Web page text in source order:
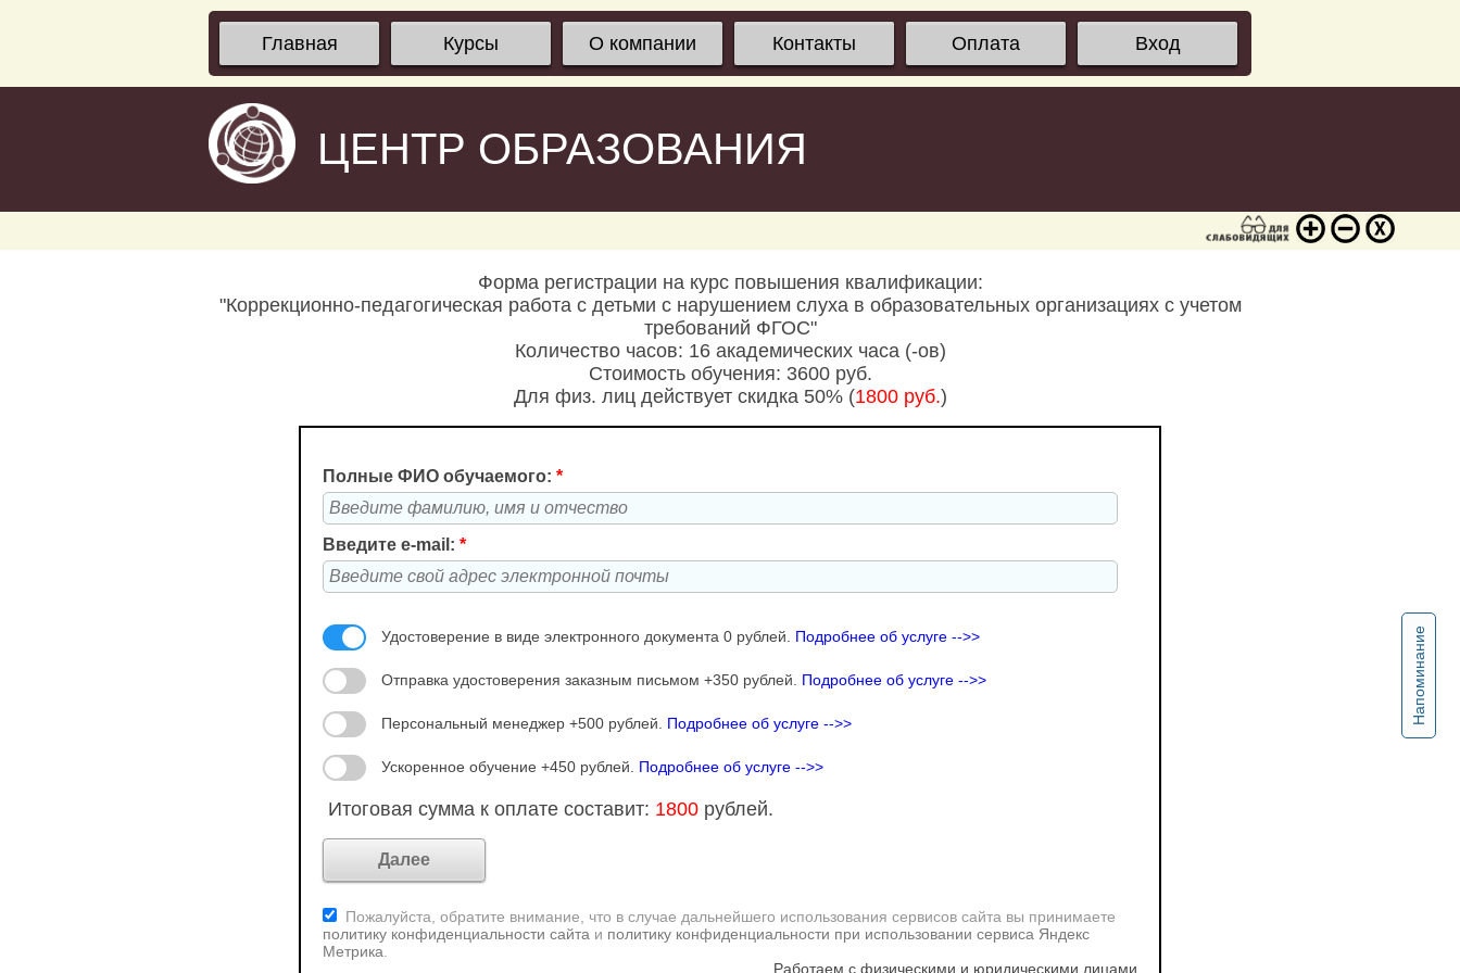
Главная Курсы О компании Контакты Оплата Вход
ЦЕНТР ОБРАЗОВАНИЯ
Напоминание
Форма регистрации на курс повышения квалификации:
"Коррекционно-педагогическая работа с детьми с нарушением слуха в образовательных организациях с учетом
требований ФГОС"
Количество часов: 16 академических часа (-ов)
Стоимость обучения: 3600 руб.
Для физ. лиц действует скидка 50% (1800 руб.)
Полные ФИО обучаемого: *
Введите e-mail: *
Удостоверение в виде электронного документа 0 рублей. Подробнее об услуге -->>
Отправка удостоверения заказным письмом +350 рублей. Подробнее об услуге -->>
Персональный менеджер +500 рублей. Подробнее об услуге -->>
Ускоренное обучение +450 рублей. Подробнее об услуге -->>
Итоговая сумма к оплате составит: 1800 рублей.
Пожалуйста, обратите внимание, что в случае дальнейшего использования сервисов сайта вы принимаете
политику конфиденциальности сайта и политику конфиденциальности при использовании сервиса Яндекс
Метрика
Работаем с физическими и юридическими лицами